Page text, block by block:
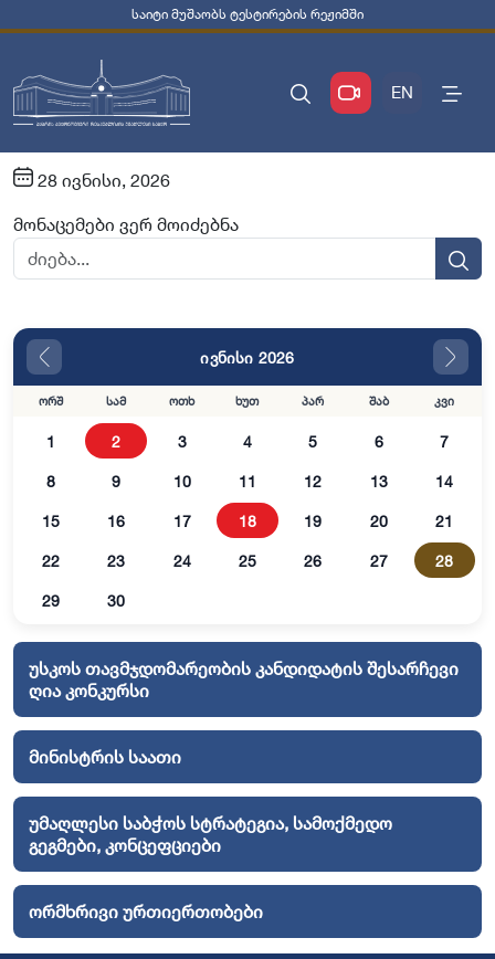
საიტი მუშაობს ტესტირების რეჟიმში
EN
28 ივნისი, 2026
მონაცემები ვერ მოიძებნა
ივნისი 2026
ორშ სამ ოთხ ხუთ პარ შაბ კვი
1 2 3 4 5 6 7
8 9 10 11 12 13 14
15 16 17 18 19 20 21
22 23 24 25 26 27 28
29 30
უსკოს თავმჯდომარეობის კანდიდატის შესარჩევი
ღია კონკურსი
მინისტრის საათი
უმაღლესი საბჭოს სტრატეგია, სამოქმედო
გეგმები, კონცეფციები
ორმხრივი ურთიერთობები